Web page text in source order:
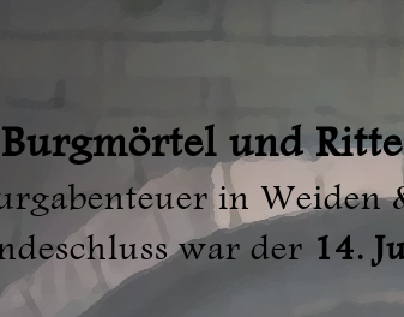
Burgmörtel und
in Weiden
war der 14.